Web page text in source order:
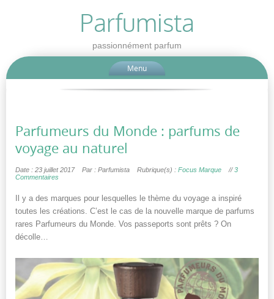
Parfumista
passionnément parfum
Menu
Parfumeurs du Monde : parfums de
voyage au naturel
Date : 23 juillet 2017 Par : Parfumista Rubrique(s) : Focus Marque //3
Commentaires
Il y a des marques pour lesquelles le thème du voyage a inspiré
toutes les créations. C’est le cas de la nouvelle marque de parfums
rares Parfumeurs du Monde. Vos passeports sont prêts ? On
décolle…